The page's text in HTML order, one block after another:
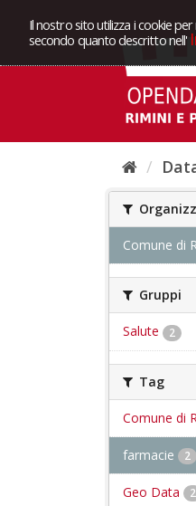
Il nostro sito utilizza i cookie
secondo quanto descritto nell'
Comune di
Gruppi
Salute 2
Tag
Comune di
farmacie 2
Geo Data 2